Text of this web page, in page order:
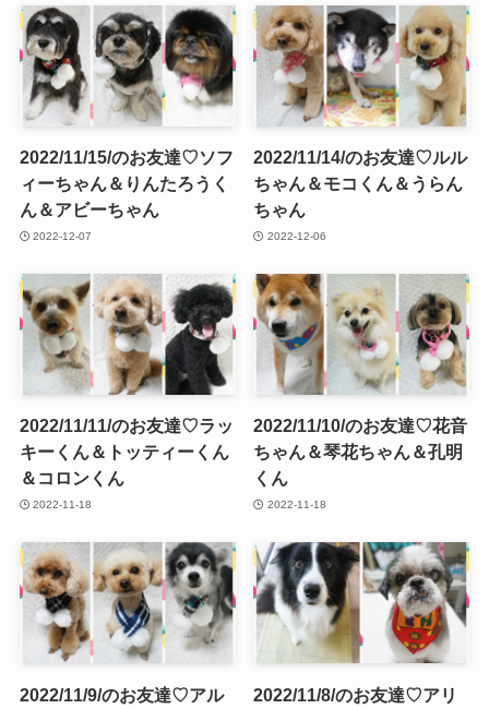
2022/11/15/のお友達♡ソフ
ィーちゃん＆りんたろうく
ん＆アビーちゃん
2022-12-07
2022/11/14/のお友達♡ルル
ちゃん＆モコくん＆うらん
ちゃん
2022-12-06
2022/11/11/のお友達♡ラッ
キーくん＆トッティーくん
＆コロンくん
2022-11-18
2022/11/10/のお友達♡花音
ちゃん＆琴花ちゃん＆孔明
くん
2022-11-18
2022/11/9/のお友達♡アル
2022/11/8/のお友達♡アリ